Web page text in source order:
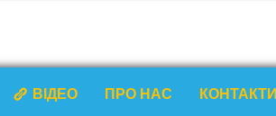
ВІДЕО ПРО НАС КОНТАКТИ